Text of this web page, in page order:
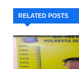
RELATED POSTS